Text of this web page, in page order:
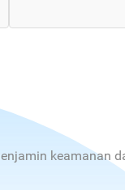
keamanan